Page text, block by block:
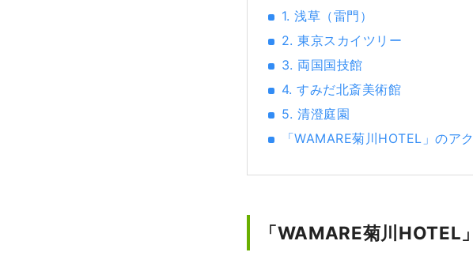
1. 浅草（雷門）
2. 東京スカイツリー
3. 両国国技館
4. すみだ北斎美術館
5. 清澄庭園
「WAMARE菊川HOTEL」のア
「WAMARE菊川HOTEL